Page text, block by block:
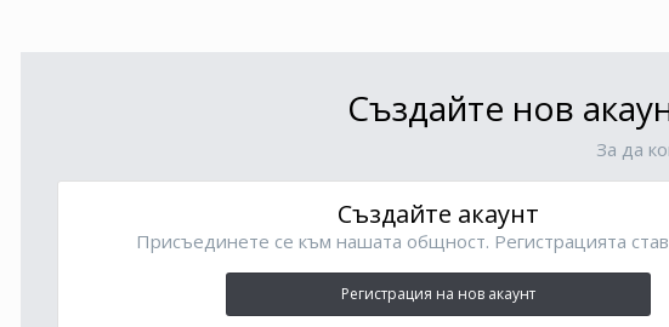
Създайте нов
За да
Създайте акаунт
Присъединете се към нашата общност. Регистрацията
Регистрация на нов акаунт